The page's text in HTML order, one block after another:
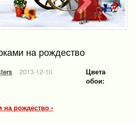
на рождество
2013-12-10
Цвета
обои: